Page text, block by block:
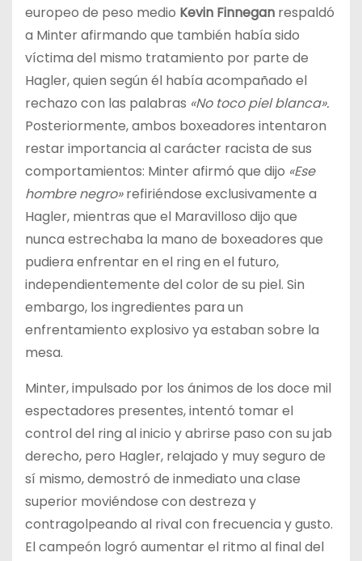
europeo de peso medio Kevin Finnegan respaldó
a Minter afirmando que también había sido
víctima del mismo tratamiento por parte de
Hagler, quien según él había acompañado el
rechazo con las palabras «No toco piel blanca».
Posteriormente, ambos boxeadores intentaron
restar importancia al carácter racista de sus
comportamientos: Minter afirmó que dijo «Ese
hombre negro»refiriéndose exclusivamente a
Hagler, mientras que el Maravilloso dijo que
nunca estrechaba la mano de boxeadores que
pudiera enfrentar en el ring en el futuro,
independientemente del color de su piel. Sin
embargo, los ingredientes para un
enfrentamiento explosivo ya estaban sobre la
mesa.
Minter, impulsado por los ánimos de los doce mil
espectadores presentes, intentó tomar el
control del ring al inicio y abrirse paso con su jab
derecho, pero Hagler, relajado y muy seguro de
sí mismo, demostró de inmediato una clase
superior moviéndose con destreza y
contragolpeando al rival con frecuencia y gusto.
El campeón logró aumentar el ritmo al final del